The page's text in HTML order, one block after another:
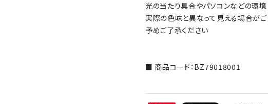
光の当たり具合やパソコンなどの環境
実際の色味と異なって見える場合が
予めご了承ください
■ 商品コード：BZ79018001